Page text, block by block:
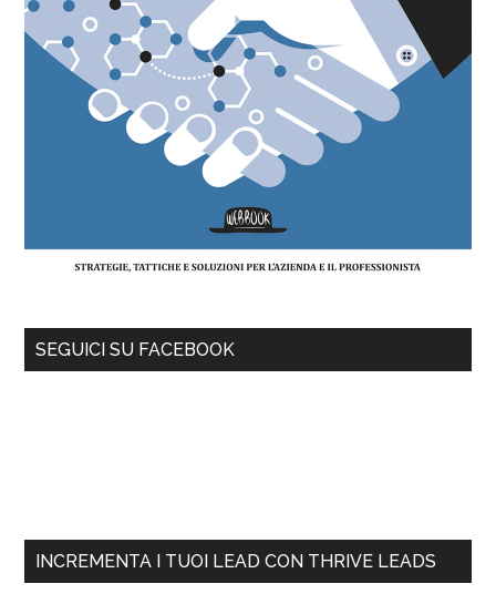
SEGUICI SU FACEBOOK
INCREMENTA I TUOI LEAD CON THRIVE LEADS